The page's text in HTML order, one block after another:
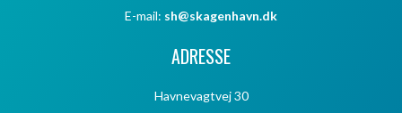
E-mail: sh@skagenhavn.dk
ADRESSE
Havnevagtvej 30